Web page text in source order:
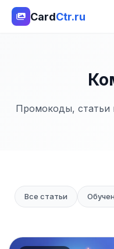
CardCtr.ru
Промокоды, статьи
Все статьи